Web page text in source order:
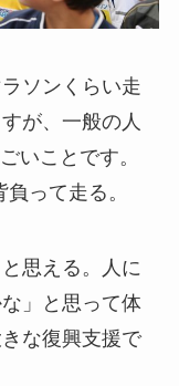
ソンくらい走
が、一般の人
いことです。
って走る。
思える。人に
」と思って体
な復興支援で